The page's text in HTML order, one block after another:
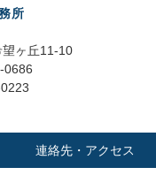
所
ヶ丘11-10
0686
連絡先・アクセス